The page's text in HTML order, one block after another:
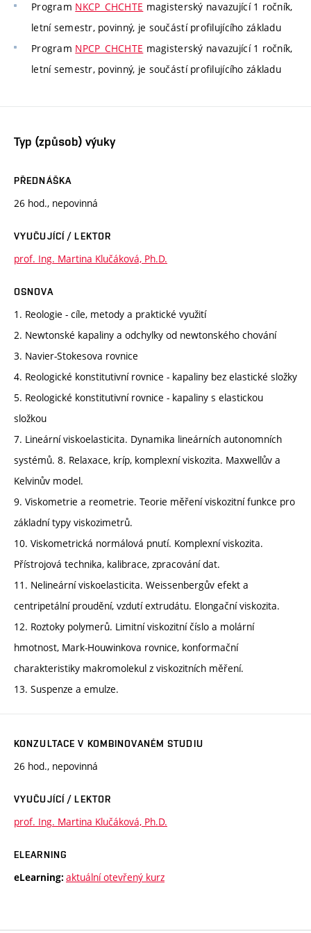
Program NKCP_CHCHTE magisterský navazující 1 ročník,
letní semestr, povinný, je součástí profilujícího základu
Program NPCP_CHCHTE magisterský navazující 1 ročník,
letní semestr, povinný, je součástí profilujícího základu
Typ (způsob) výuky
PŘEDNÁŠKA
26 hod., nepovinná
VYUČUJÍCÍ / LEKTOR
prof. Ing. Martina Klučáková, Ph.D.
OSNOVA
1. Reologie - cíle, metody a praktické využití
2. Newtonské kapaliny a odchylky od newtonského chování
3. Navier-Stokesova rovnice
4. Reologické konstitutivní rovnice - kapaliny bez elastické složky
5. Reologické konstitutivní rovnice - kapaliny s elastickou
složkou
7. Lineární viskoelasticita. Dynamika lineárních autonomních
systémů. 8. Relaxace, kríp, komplexní viskozita. Maxwellův a
Kelvinův model.
9. Viskometrie a reometrie. Teorie měření viskozitní funkce pro
základní typy viskozimetrů.
10. Viskometrická normálová pnutí. Komplexní viskozita.
Přístrojová technika, kalibrace, zpracování dat.
11. Nelineární viskoelasticita. Weissenbergův efekt a
centripetální proudění, vzdutí extrudátu. Elongační viskozita.
12. Roztoky polymerů. Limitní viskozitní číslo a molární
hmotnost, Mark-Houwinkova rovnice, konformační
charakteristiky makromolekul z viskozitních měření.
13. Suspenze a emulze.
KONZULTACE V KOMBINOVANÉM STUDIU
26 hod., nepovinná
VYUČUJÍCÍ / LEKTOR
prof. Ing. Martina Klučáková, Ph.D.
ELEARNING
eLearning: aktuální otevřený kurz